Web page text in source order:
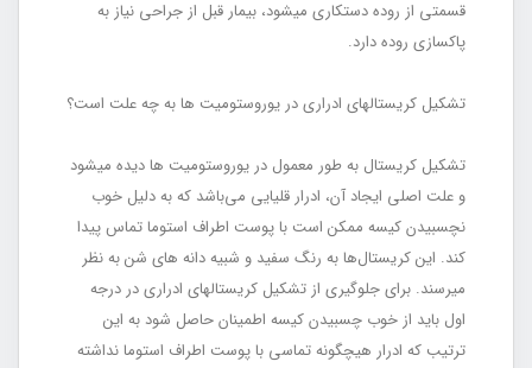
قسمتی از روده دستکاری می‏شود، بیمار قبل از جراحی نیاز به
پاکسازی روده دارد.
تشکیل کریستال‏های ادراری در یوروستومیت‏ ها به چه علت است؟
تشکیل کریستال به طور معمول در یوروستومیت‏ ها دیده می‏شود
و علت اصلی ایجاد آن، ادرار قلیایی می‌باشد که به دلیل خوب
نچسبیدن کیسه ممکن است با پوست اطراف استوما تماس پیدا
کند. این کریستال‌ها به رنگ سفید و شبیه دانه‏ های شن به نظر
می‏رسند. برای جلوگیری از تشکیل کریستال‏های ادراری در درجه
اول باید از خوب چسبیدن کیسه اطمینان حاصل شود به این
ترتیب که ادرار هیچ‏گونه تماسی با پوست اطراف استوما نداشته